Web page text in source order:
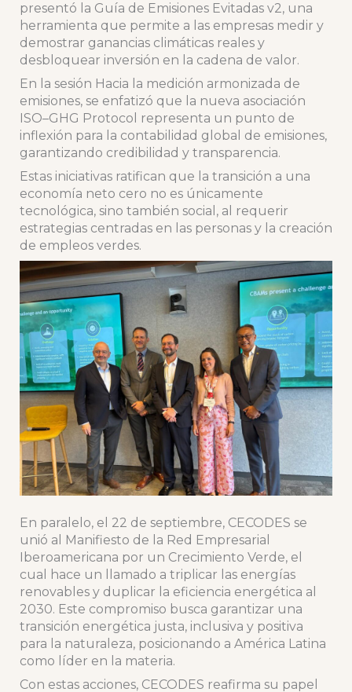
presentó la Guía de Emisiones Evitadas v2, una
herramienta que permite a las empresas medir y
demostrar ganancias climáticas reales y
desbloquear inversión en la cadena de valor.
En la sesión Hacia la medición armonizada de
emisiones, se enfatizó que la nueva asociación
ISO–GHG Protocol representa un punto de
inflexión para la contabilidad global de emisiones,
garantizando credibilidad y transparencia.
Estas iniciativas ratifican que la transición a una
economía neto cero no es únicamente
tecnológica, sino también social, al requerir
estrategias centradas en las personas y la creación
de empleos verdes.
En paralelo, el 22 de septiembre, CECODES se
unió al Manifiesto de la Red Empresarial
Iberoamericana por un Crecimiento Verde, el
cual hace un llamado a triplicar las energías
renovables y duplicar la eficiencia energética al
2030. Este compromiso busca garantizar una
transición energética justa, inclusiva y positiva
para la naturaleza, posicionando a América Latina
como líder en la materia.
Con estas acciones, CECODES reafirma su papel